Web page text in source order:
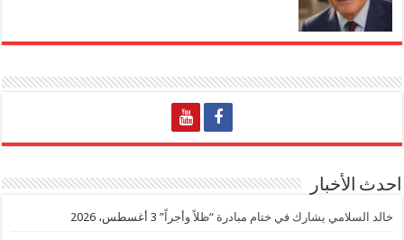
احدث الأخبار
خالد السلامي يشارك في ختام مبادرة “ظلاً وأجراً” 3 أغسطس، 2026